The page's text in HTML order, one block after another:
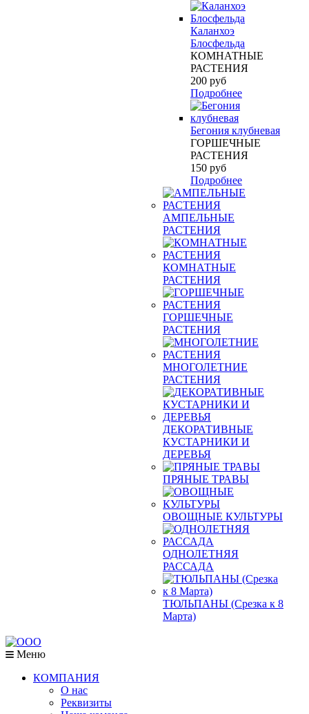
Каланхоэ
Блосфельда
КОМНАТНЫЕ
РАСТЕНИЯ
200 руб
Подробнее
Бегония клубневая
ГОРШЕЧНЫЕ
РАСТЕНИЯ
150 руб
Подробнее
АМПЕЛЬНЫЕ
РАСТЕНИЯ
КОМНАТНЫЕ
РАСТЕНИЯ
ГОРШЕЧНЫЕ
РАСТЕНИЯ
МНОГОЛЕТНИЕ
РАСТЕНИЯ
ДЕКОРАТИВНЫЕ
КУСТАРНИКИ И
ДЕРЕВЬЯ
ПРЯНЫЕ ТРАВЫ
ОВОЩНЫЕ КУЛЬТУРЫ
ОДНОЛЕТНЯЯ
РАССАДА
ТЮЛЬПАНЫ (Срезка к 8
Марта)
Меню
КОМПАНИЯ
О нас
Реквизиты